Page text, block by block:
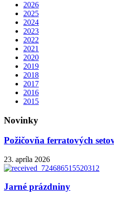
2026
2025
2024
2023
2022
2021
2020
2019
2018
2017
2016
2015
Novinky
Požičovňa ferratových
23. apríla 2026
Jarné prázdniny